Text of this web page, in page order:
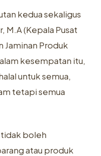
kedua sekaligus
M.A (Kepala Pusat
Jaminan Produk
kesempatan itu,
untuk semua,
tetapi semua
tidak boleh
atau produk